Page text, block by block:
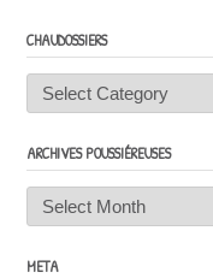
CHAUDOSSIERS
Chaudossiers
ARCHIVES POUSSIÉREUSES
Archives
poussiéreuses
META